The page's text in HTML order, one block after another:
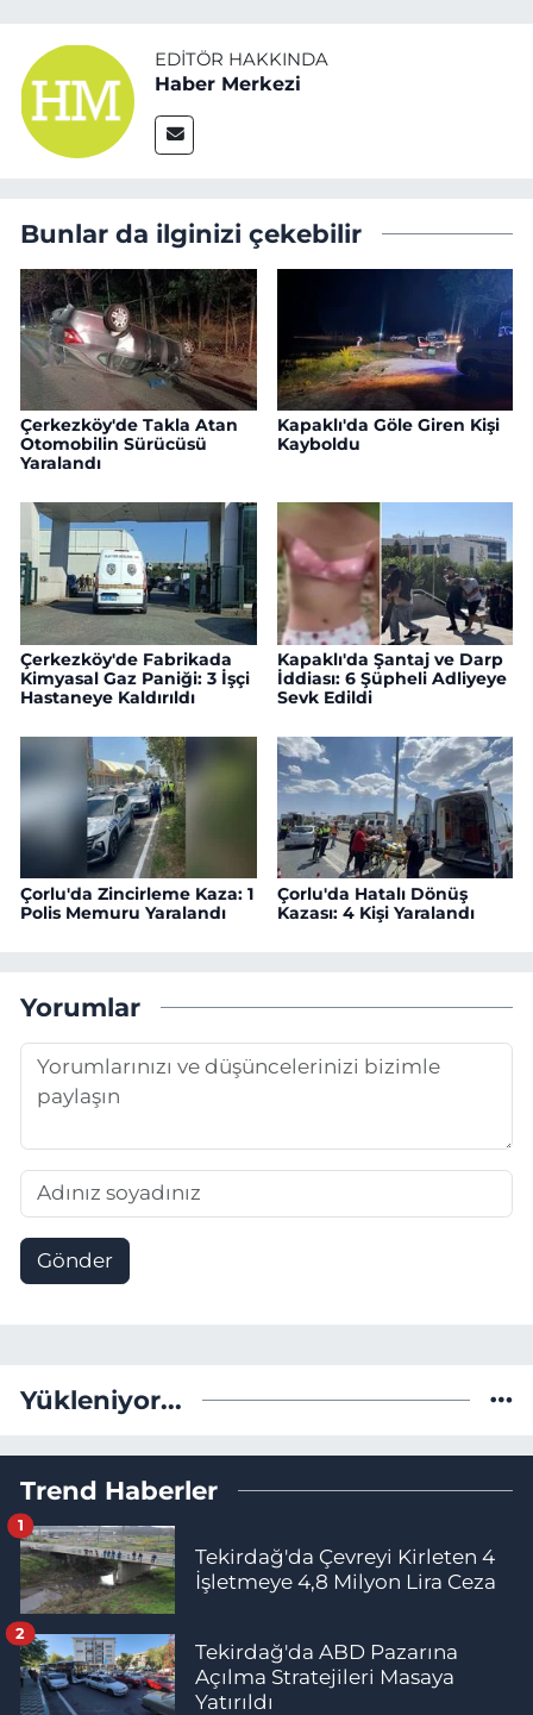
EDITÖR HAKKINDA
Haber Merkezi
Bunlar da ilginizi çekebilir
Çerkezköy'de Takla Atan
Otomobilin Sürücüsü
Yaralandı
Kapaklı'da Göle Giren Kişi
Kayboldu
Çerkezköy'de Fabrikada
Kimyasal Gaz Paniği: 3 İşçi
Hastaneye Kaldırıldı
Kapaklı'da Şantaj ve Darp
İddiası: 6 Şüpheli Adliyeye
Sevk Edildi
Çorlu'da Zincirleme Kaza: 1
Polis Memuru Yaralandı
Çorlu'da Hatalı Dönüş
Kazası: 4 Kişi Yaralandı
Yorumlar
Gönder
Yükleniyor...
Trend Haberler
Tekirdağ'da Çevreyi Kirleten 4
İşletmeye 4,8 Milyon Lira Ceza
1
Tekirdağ'da ABD Pazarına
Açılma Stratejileri Masaya
Yatırıldı
2